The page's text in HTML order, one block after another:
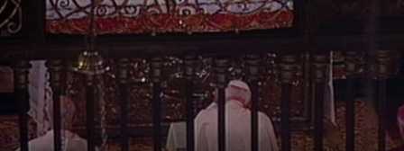
Klucz